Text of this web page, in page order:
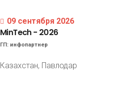
09 сентября 2026
MinTech- 2026
ГП: инфопартнер
Казахстан, Павлодар